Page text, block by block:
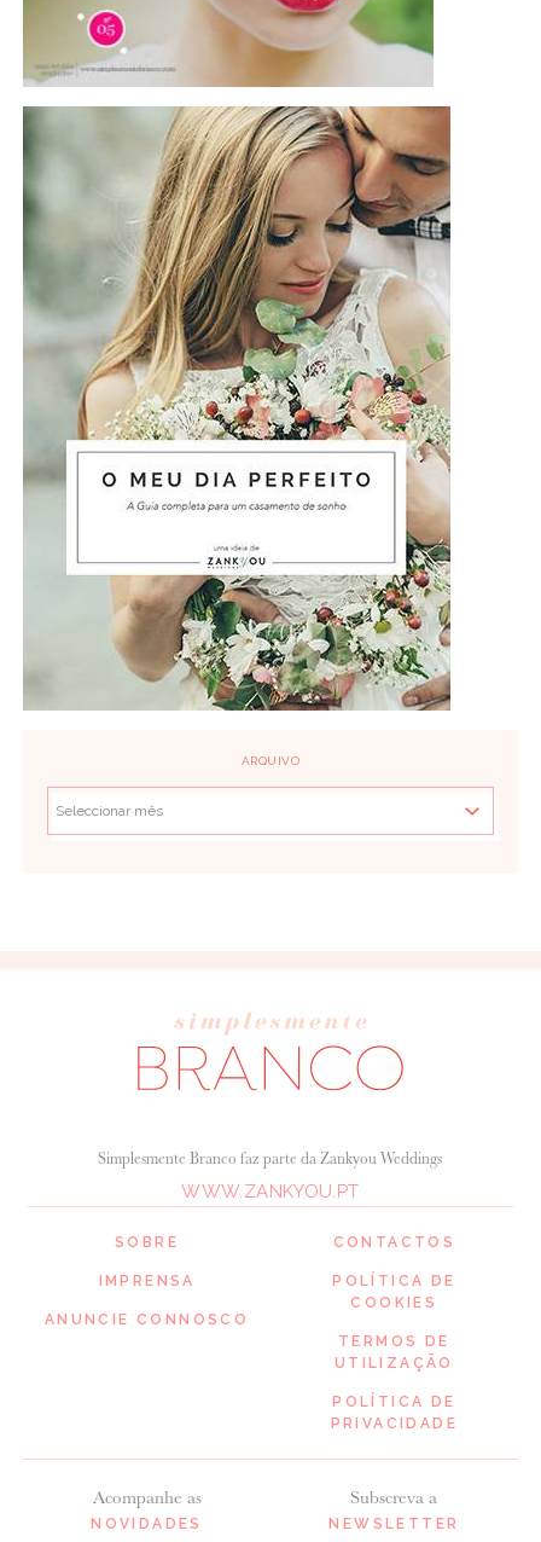
ARQUIVO
SOBRE
IMPRENSA
ANUNCIE CONNOSCO
Acompanhe as
NOVIDADES
Simplesmente Branco faz parte da Zankyou Weddings
WWW.ZANKYOU.PT
Subscreva a
NEWSLETTER
CONTACTOS
POLÍTICA DE
COOKIES
TERMOS DE
UTILIZAÇÃO
POLÍTICA DE
PRIVACIDADE